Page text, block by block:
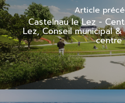
Article
Castelnau le Lez -
Lez, Conseil municipal
centre